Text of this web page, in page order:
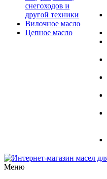
снегоходов и
другой техники
Вилочное масло
Цепное масло
Меню